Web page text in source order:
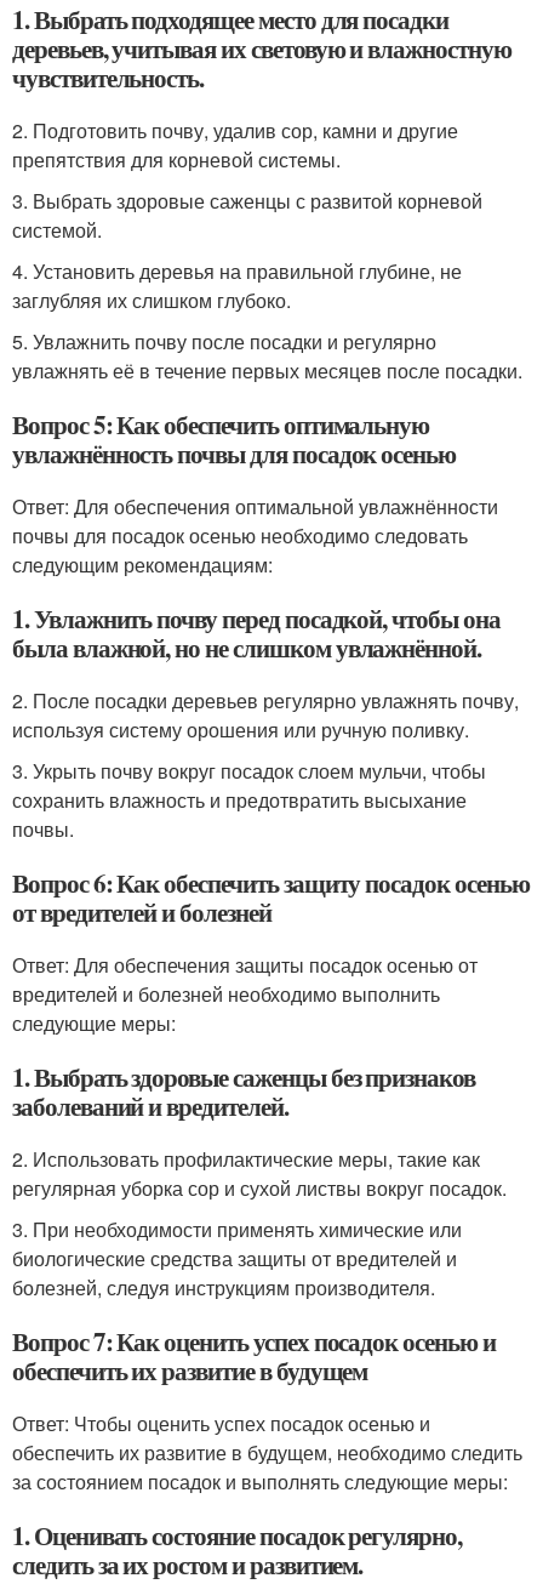
1. Выбрать подходящее место для посадки
деревьев, учитывая их световую и влажностную
чувствительность.
2. Подготовить почву, удалив сор, камни и другие
препятствия для корневой системы.
3. Выбрать здоровые саженцы с развитой корневой
системой.
4. Установить деревья на правильной глубине, не
заглубляя их слишком глубоко.
5. Увлажнить почву после посадки и регулярно
увлажнять её в течение первых месяцев после посадки.
Вопрос 5: Как обеспечить оптимальную
увлажнённость почвы для посадок осенью
Ответ: Для обеспечения оптимальной увлажнённости
почвы для посадок осенью необходимо следовать
следующим рекомендациям:
1. Увлажнить почву перед посадкой, чтобы она
была влажной, но не слишком увлажнённой.
2. После посадки деревьев регулярно увлажнять почву,
используя систему орошения или ручную поливку.
3. Укрыть почву вокруг посадок слоем мульчи, чтобы
сохранить влажность и предотвратить высыхание
почвы.
Вопрос 6: Как обеспечить защиту посадок осенью
от вредителей и болезней
Ответ: Для обеспечения защиты посадок осенью от
вредителей и болезней необходимо выполнить
следующие меры:
1. Выбрать здоровые саженцы без признаков
заболеваний и вредителей.
2. Использовать профилактические меры, такие как
регулярная уборка сор и сухой листвы вокруг посадок.
3. При необходимости применять химические или
биологические средства защиты от вредителей и
болезней, следуя инструкциям производителя.
Вопрос 7: Как оценить успех посадок осенью и
обеспечить их развитие в будущем
Ответ: Чтобы оценить успех посадок осенью и
обеспечить их развитие в будущем, необходимо следить
за состоянием посадок и выполнять следующие меры:
1. Оценивать состояние посадок регулярно,
следить за их ростом и развитием.